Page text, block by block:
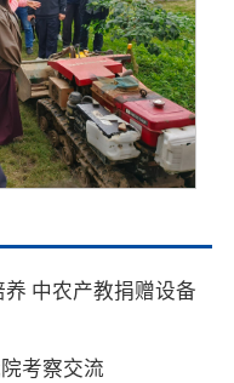
中农产教捐赠设备
考察交流